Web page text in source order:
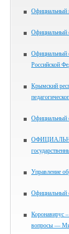
Официальный
Официальный
Официальный
Российской
Крымский
Управление
Коронавирус
вопросы —